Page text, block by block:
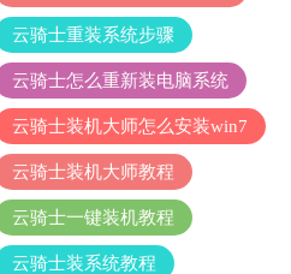
云骑士重装系统步骤
云骑士怎么重新装电脑系统
云骑士装机大师怎么安装win7
云骑士装机大师教程
云骑士一键装机教程
云骑士装系统教程